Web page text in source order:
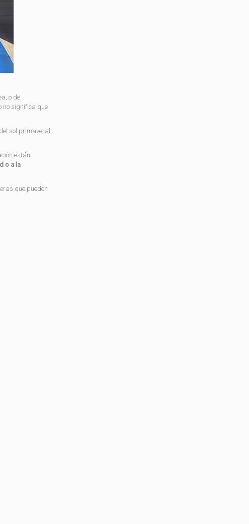
o de
no significa que
sol primaveral
están
o a la
que pueden